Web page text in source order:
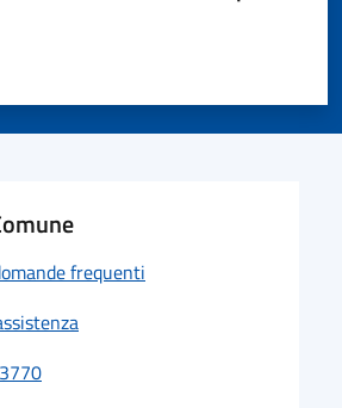
5 stelle su 5
su 5
su 5
5
frequenti